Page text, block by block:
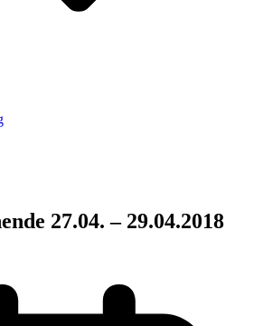
27.04. – 29.04.2018